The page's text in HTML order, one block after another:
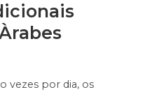
vezes por dia, os